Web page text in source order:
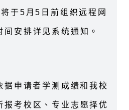
于5月5日前组织远程网
安排详见系统通知。
据申请者学测成绩和我校
报考校区、专业志愿择优